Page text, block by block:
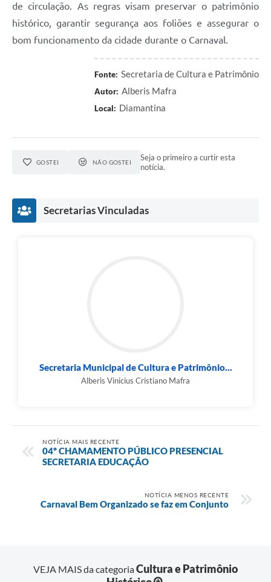
de circulação. As regras visam preservar o patrimônio
histórico, garantir segurança aos foliões e assegurar o
bom funcionamento da cidade durante o Carnaval.
Fonte: Secretaria de Cultura e Patrimônio
Autor: Alberis Mafra
Local: Diamantina
GOSTEI NÃO GOSTEI
Seja o primeiro a curtir esta
notícia.
Secretarias Vinculadas
Secretaria Municipal de Cultura e Patrimônio...
Alberis Vinicius Cristiano Mafra
NOTÍCIA MAIS RECENTE
04º CHAMAMENTO PÚBLICO PRESENCIAL
SECRETARIA EDUCAÇÃO
NOTÍCIA MENOS RECENTE
Carnaval Bem Organizado se faz em Conjunto
VEJA MAIS da categoriaCultura e Patrimônio